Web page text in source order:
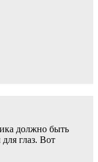
должно быть
глаз. Вот